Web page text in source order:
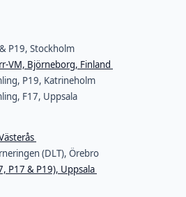
P19, Stockholm
VM, Björneborg, Finland
P19, Katrineholm
F17, Uppsala
(DLT), Örebro
P17 & P19), Uppsala